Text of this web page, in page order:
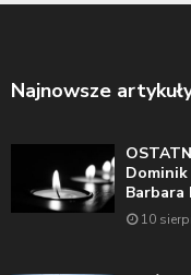
Najnowsze
Dominik
Barbara
10